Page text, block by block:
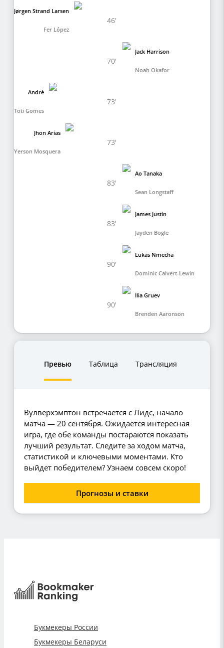
Fer López
Jørgen Strand Larsen
46'
70'
Jack Harrison
Noah Okafor
Toti Gomes
André
73'
Yerson Mosquera
Jhon Arias
73'
83'
Ao Tanaka
Sean Longstaff
83'
James Justin
Jayden Bogle
90'
Lukas Nmecha
Dominic Calvert-Lewin
90'
Ilia Gruev
Brenden Aaronson
Превью Таблица Трансляция
Вулверхэмптон встречается с Лидс, начало
матча — 20 сентября. Ожидается интересная
игра, где обе команды постараются показать
лучший результат. Следите за ходом матча,
статистикой и ключевыми моментами. Кто
выйдет победителем? Узнаем совсем скоро!
Прогнозы и ставки
Букмекеры России
Букмекеры Беларуси